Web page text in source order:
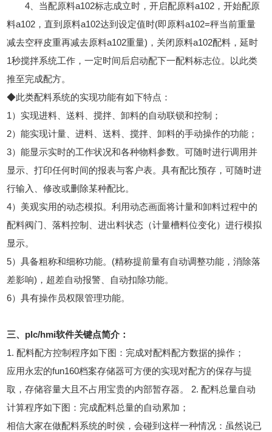
4、当配原料a102标志成立时，开启配原料a102，开始配原
料a102，直到原料a102达到设定值时(即原料a102=秤当前重量
减去空秤皮重再减去原料a102重量)，关闭原料a102配料，延时
1秒搅拌系统工作，一定时间后启动配下一配料标志位。以此类
推至完成配方。
◆此类配料系统的实现功能有如下特点：
1）实现进料、送料、搅拌、卸料的自动联锁和控制；
2）能实现计量、进料、送料、搅拌、卸料的手动操作的功能；
3）能显示实时的工作状况和各种物料参数。可随时进行调用并
显示、打印任何时间的报表与客户表。具有配比预存，可随时进
行输入、修改或删除某种配比。
4）美观实用的动态模拟。利用动态画面将计量和卸料过程中的
配料阀门、落料控制、进出料状态（计量槽料位变化）进行模拟
显示。
5）具备粗称和细称功能。(精称提前量有自动调整功能，消除落
差影响)，超差自动报警、自动扣除功能。
6）具有操作员权限管理功能。
三、plc/hmi软件关键点简介：
1. 配料配方控制程序如下图：完成对配料配方数据的操作；
应用永宏的fun160档案存储器可方便的实现对配方的保存与提
取，存储容量大且不占用宝贵的内部暂存器。 2. 配料总量自动
计算程序如下图：完成配料总量的自动累加；
相信大家在做配料系统的时侯，会碰到这样一种情况：虽然说已